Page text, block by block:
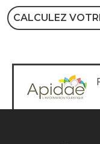
CALCULEZ